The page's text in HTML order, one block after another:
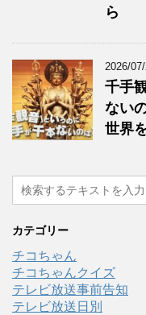
ら
2026/
千手
ない
世界
カテゴリー
チコちゃん
チコちゃんクイズ
テレビ放送事前告知
テレビ放送日別